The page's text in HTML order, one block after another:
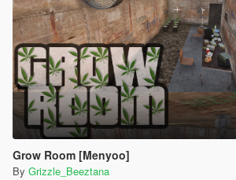
Grow Room [Menyoo]
By Grizzle_Beeztana